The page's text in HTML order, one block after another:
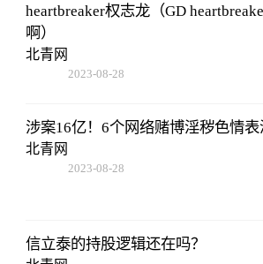
heartbreaker权志龙（GD
啊）
北青网
2023-08-28
涉案16亿！6个网络赌博淫秽色情
北青网
2023-08-28
信立泰的持股逻辑还在吗？